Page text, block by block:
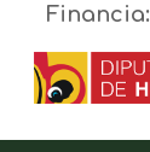
Financia: